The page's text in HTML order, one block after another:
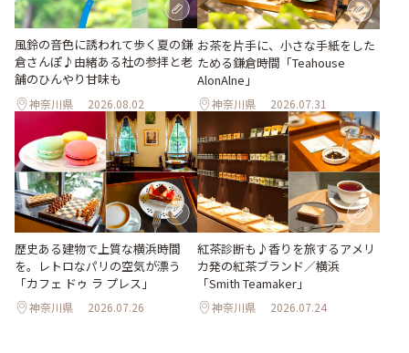
風鈴の音色に誘われて歩く夏の鎌
倉さんぽ♪由緒ある社の参拝と老
舗のひんやり甘味も
神奈川県 2026.08.02
お茶を片手に、小さな手紙をした
ためる鎌倉時間「Teahouse
AlonAlne」
神奈川県 2026.07.31
歴史ある建物で上質な横浜時間
を。レトロなパリの空気が漂う
「カフェ ドゥ ラ プレス」
神奈川県 2026.07.26
紅茶診断も♪香りを旅するアメリ
カ発の紅茶ブランド／横浜
「Smith Teamaker」
神奈川県 2026.07.24